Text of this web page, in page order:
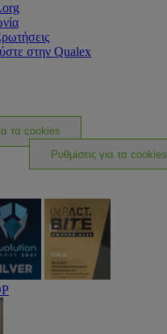
στην Qualex
τα cookies
Ρυθμίσεις για τα cookies